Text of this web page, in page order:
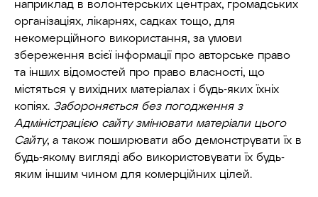
наприклад в волонтерських центрах, громадських
організаціях, лікарнях, садках тощо, для
некомерційного використання, за умови
збереження всієї інформації про авторське право
та інших відомостей про право власності, що
містяться у вихідних матеріалах і будь-яких їхніх
копіях. Забороняється без погодження з
Адміністрацією сайту змінювати матеріали цього
Сайту, а також поширювати або демонструвати їх в
будь-якому вигляді або використовувати їх будь-
яким іншим чином для комерційних цілей.